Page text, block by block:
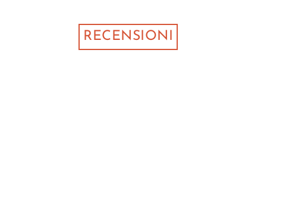
RECENSIONI